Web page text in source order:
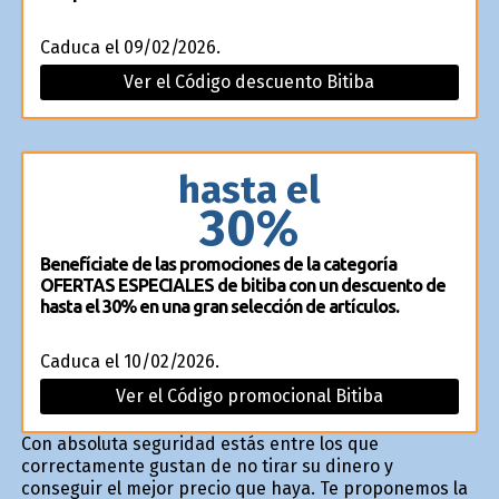
Caduca el 09/02/2026.
Ver el Código descuento Bitiba
hasta el
30%
Benefíciate de las promociones de la categoría
OFERTAS ESPECIALES de bitiba con un descuento de
hasta el 30% en una gran selección de artículos.
Caduca el 10/02/2026.
Ver el Código promocional Bitiba
Con absoluta seguridad estás entre los que
correctamente gustan de no tirar su dinero y
conseguir el mejor precio que haya. Te proponemos la